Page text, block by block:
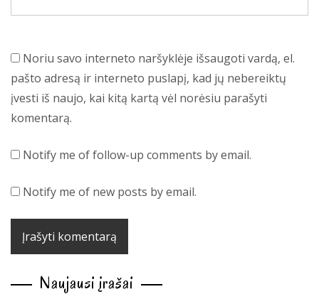
Noriu savo interneto naršyklėje išsaugoti vardą, el.
pašto adresą ir interneto puslapį, kad jų nebereiktų
įvesti iš naujo, kai kitą kartą vėl norėsiu parašyti
komentarą.
Notify me of follow-up comments by email.
Notify me of new posts by email.
Naujausi įrašai